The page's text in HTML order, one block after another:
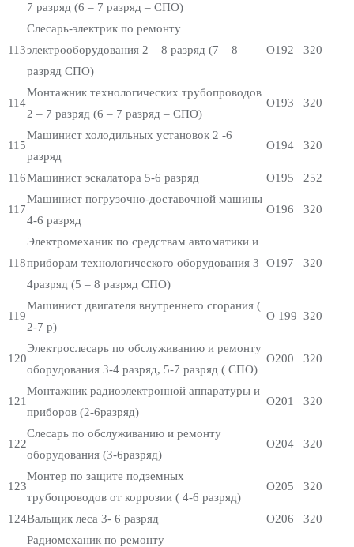
7 разряд (6 – 7 разряд – СПО)
113
Слесарь-электрик по ремонту
электрооборудования 2 – 8 разряд (7 – 8
разряд СПО)
О192 320
114
Монтажник технологических трубопроводов
2 – 7 разряд (6 – 7 разряд – СПО)
О193 320
115
Машинист холодильных установок 2 -6
разряд
О194 320
116Машинист эскалатора 5-6 разряд О195 252
117
Машинист погрузочно-доставочной машины
4-6 разряд
О196 320
118
Электромеханик по средствам автоматики и
приборам технологического оборудования 3–
4разряд (5 – 8 разряд СПО)
О197 320
119
Машинист двигателя внутреннего сгорания (
2-7 р)
О 199 320
120
Электрослесарь по обслуживанию и ремонту
оборудования 3-4 разряд, 5-7 разряд ( СПО)
О200 320
121
Монтажник радиоэлектронной аппаратуры и
приборов (2-6разряд)
О201 320
122
Слесарь по обслуживанию и ремонту
оборудования (3-6разряд)
О204 320
123
Монтер по защите подземных
трубопроводов от коррозии ( 4-6 разряд)
О205 320
124Вальщик леса 3- 6 разряд О206 320
Радиомеханик по ремонту